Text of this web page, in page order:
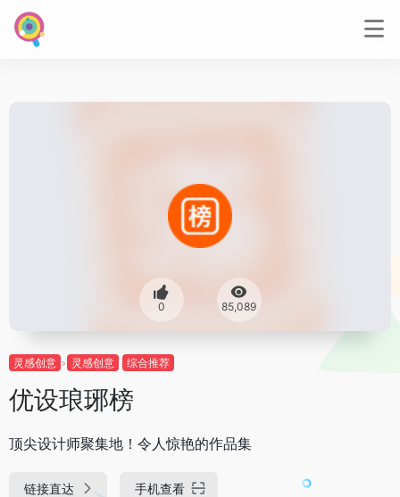
0 85,089
灵感创意 灵感创意 综合推荐
优设琅琊榜
顶尖设计师聚集地！令人惊艳的作品集
链接直达 手机查看